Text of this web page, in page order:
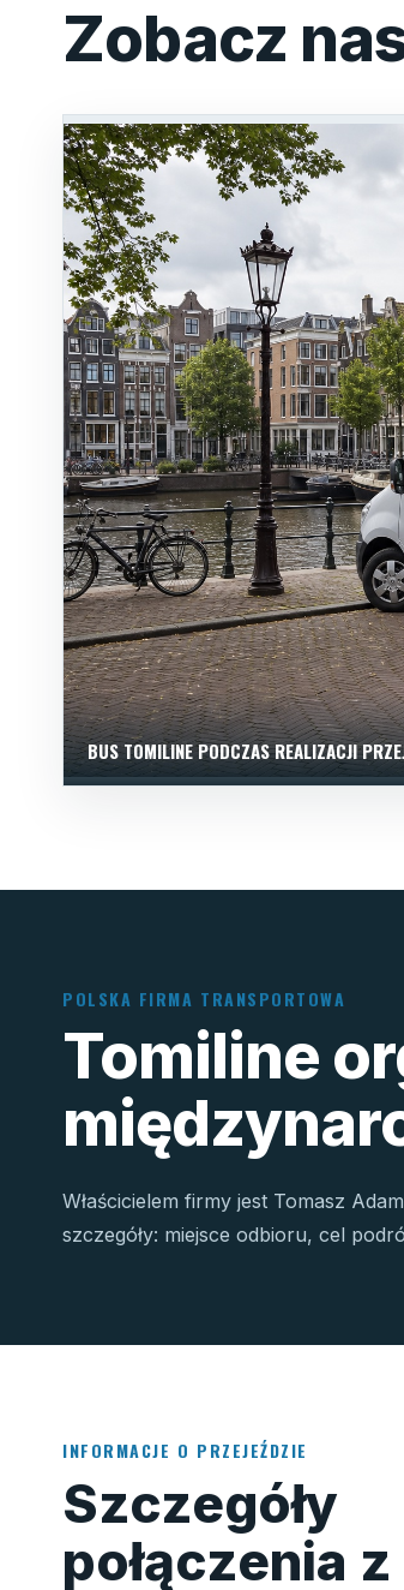
Zobacz
BUS TOMILINE PODCZAS REALIZACJI
POLSKA FIRMA TRANSPORTOWA
Tomiline
Właścicielem firmy jest Tomasz
szczegóły: miejsce odbioru, cel
INFORMACJE O PRZEJEŹDZIE
Szczegóły
połączenia z